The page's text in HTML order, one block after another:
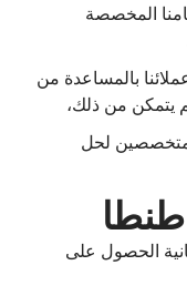
المخصصة
بالمساعدة من
يتمكن من ذلك،
لحل
الحصول على